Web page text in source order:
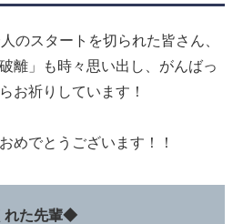
のスタートを切られた皆さん、
離」も時々思い出し、がんばっ
お祈りしています！
めでとうございます！！
れた先輩◆